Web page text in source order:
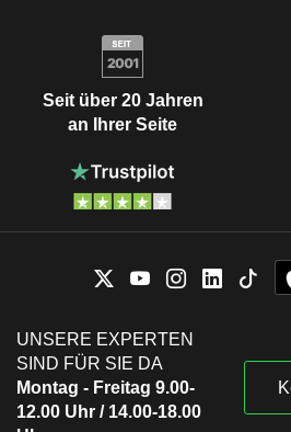
Seit über 20 Jahren
an Ihrer Seite
UNSERE EXPERTEN
SIND FÜR SIE DA
Montag - Freitag 9.00-
12.00 Uhr / 14.00-18.00